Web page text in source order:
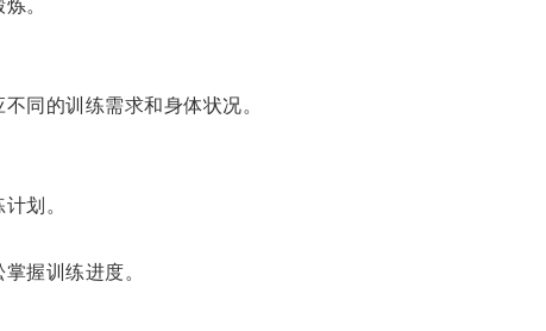
。
同的训练需求和身体状况。
划。
握训练进度。